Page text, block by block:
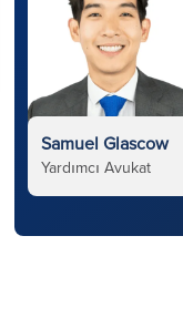
Samuel Glascow
Yardımcı Avukat